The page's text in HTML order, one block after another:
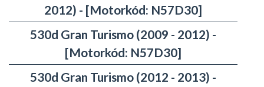
2012) - [Motorkód: N57D30]
530d Gran Turismo (2009 - 2012) -
[Motorkód: N57D30]
530d Gran Turismo (2012 - 2013) -